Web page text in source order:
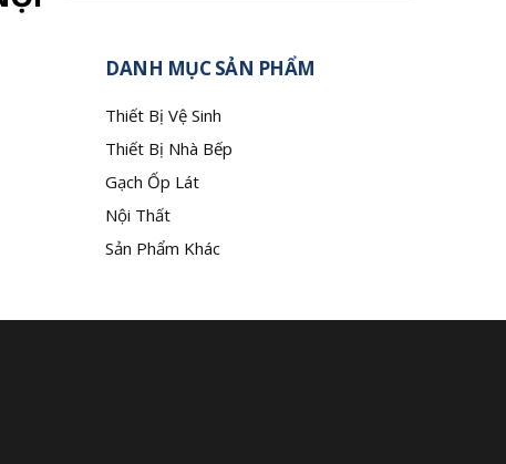
DANH MỤC SẢN PHẨM
Thiết Bị Vệ Sinh
Thiết Bị Nhà Bếp
Gạch Ốp Lát
Nội Thất
Sản Phẩm Khác